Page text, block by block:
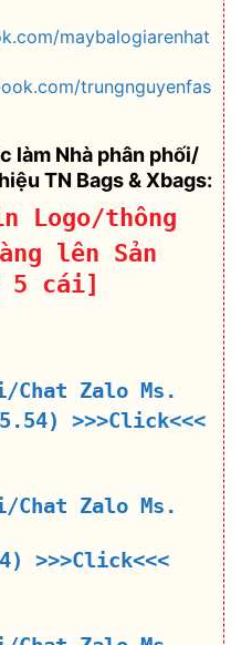
maybalogiarenhat
trungnguyenfas
làm Nhà phân phối/
TN Bags & Xbags:
Logo/thông
lên Sản
5 cái]
Chat Zalo Ms.
>>>Click<<<
Chat Zalo Ms.
>>>Click<<<